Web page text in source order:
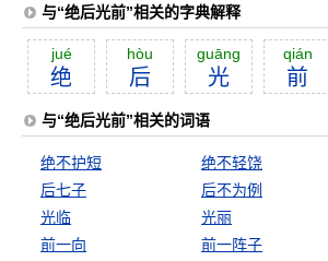
与“绝后光前”相关的字典解释
jué
绝
hòu
后
guāng
光
qián
前
与“绝后光前”相关的词语
绝不护短 绝不轻饶
后七子
后不为例
光临
光丽
前一向
前一阵子